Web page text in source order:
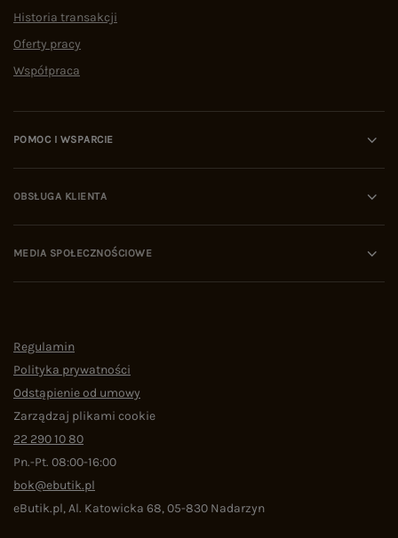
Historia transakcji
Oferty pracy
Współpraca
POMOC I WSPARCIE
OBSŁUGA KLIENTA
MEDIA SPOŁECZNOŚCIOWE
Regulamin
Polityka prywatności
Odstąpienie od umowy
Zarządzaj plikami cookie
22 290 10 80
Pn.-Pt. 08:00-16:00
bok@ebutik.pl
eButik.pl,Al. Katowicka 68,05-830 Nadarzyn